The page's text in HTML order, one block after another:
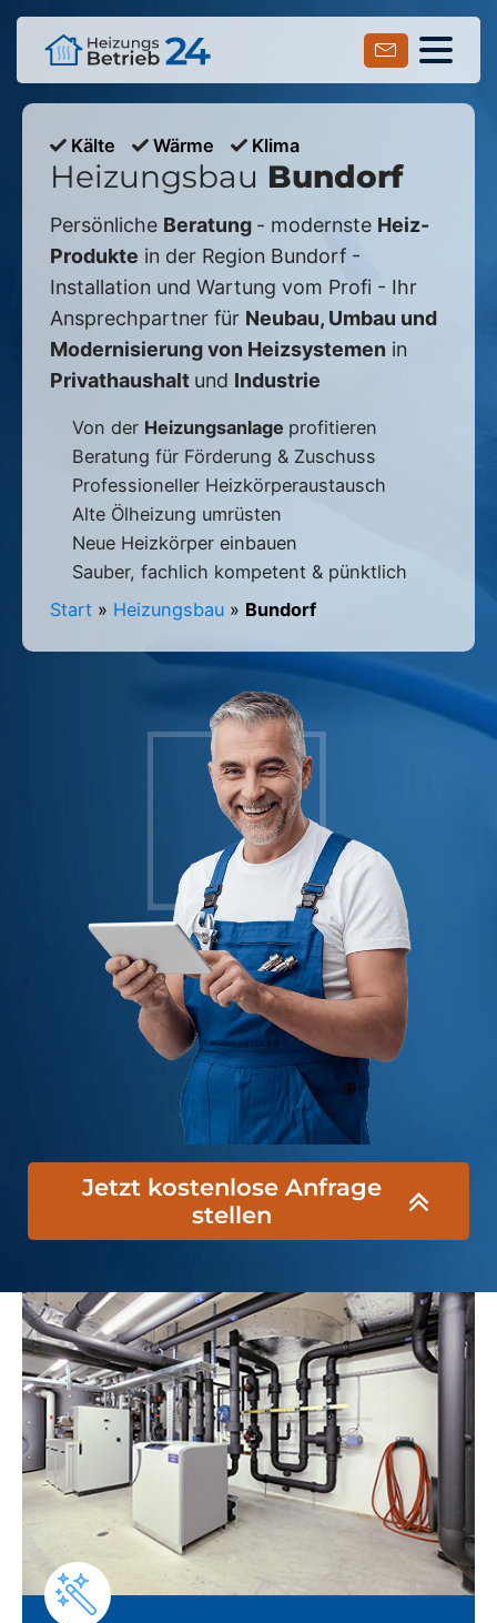
Kälte Wärme Klima
Heizungsbau Bundorf
Persönliche Beratung - modernste Heiz-
Produkte in der Region Bundorf -
Installation und Wartung vom Profi - Ihr
Ansprechpartner für Neubau, Umbau und
Modernisierung von Heizsystemen in
Privathaushalt und Industrie
Von der Heizungsanlage profitieren
Beratung für Förderung & Zuschuss
Professioneller Heizkörperaustausch
Alte Ölheizung umrüsten
Neue Heizkörper einbauen
Sauber, fachlich kompetent & pünktlich
Start » Heizungsbau » Bundorf
Jetzt kostenlose Anfrage
stellen